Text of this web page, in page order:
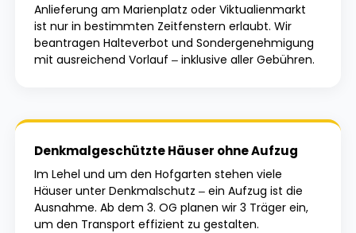
Anlieferung am Marienplatz oder Viktualienmarkt
ist nur in bestimmten Zeitfenstern erlaubt. Wir
beantragen Halteverbot und Sondergenehmigung
mit ausreichend Vorlauf – inklusive aller Gebühren.
Denkmalgeschützte Häuser ohne Aufzug
Im Lehel und um den Hofgarten stehen viele
Häuser unter Denkmalschutz – ein Aufzug ist die
Ausnahme. Ab dem 3. OG planen wir 3 Träger ein,
um den Transport effizient zu gestalten.